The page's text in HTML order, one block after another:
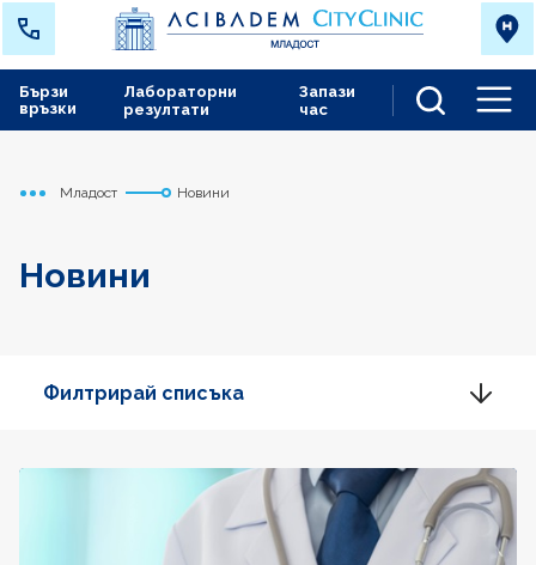
Лабораторни
резултати
Запази
час
Бързи
връзки
Начало
Младост Новини
Новини
Филтрирай списъка